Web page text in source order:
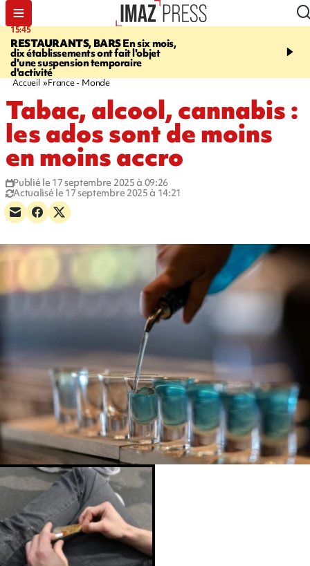
15:45
RESTAURANTS, BARSEn six mois,
dix établissements ont fait l'objet
d'une suspension temporaire
d'activité
17:17
Angeles, un homme vit
Accueil France - Monde
Tabac, alcool, cannabis :
les ados sont de moins
en moins accro
Publié le 17 septembre 2025 à 09:26
Actualisé le 17 septembre 2025 à 14:21